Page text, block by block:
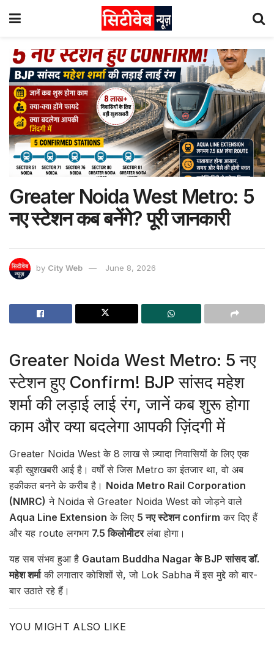
Greater Noida West Metro: 5
नए स्टेशन कब बनेंगे? पूरी जानकारी
by City Web June 8, 2026
Greater Noida West Metro: 5 नए
स्टेशन हुए Confirm! BJP सांसद महेश
शर्मा की लड़ाई लाई रंग, जानें कब शुरू होगा
काम और क्या बदलेगा आपकी ज़िंदगी में
Greater Noida West के 8 लाख से ज़्यादा निवासियों के लिए एक
बड़ी खुशखबरी आई है। वर्षों से जिस Metro का इंतजार था, वो अब
हकीकत बनने के करीब है। Noida Metro Rail Corporation
(NMRC) ने Noida से Greater Noida West को जोड़ने वाले
Aqua Line Extension के लिए 5 नए स्टेशन confirm कर दिए हैं
और यह route लगभग 7.5 किलोमीटरलंबा होगा।
यह सब संभव हुआ है Gautam Buddha Nagar के BJP सांसद डॉ.
महेश शर्माकी लगातार कोशिशों से, जो Lok Sabha में इस मुद्दे को बार-
बार उठाते रहे हैं।
YOU MIGHT ALSO LIKE